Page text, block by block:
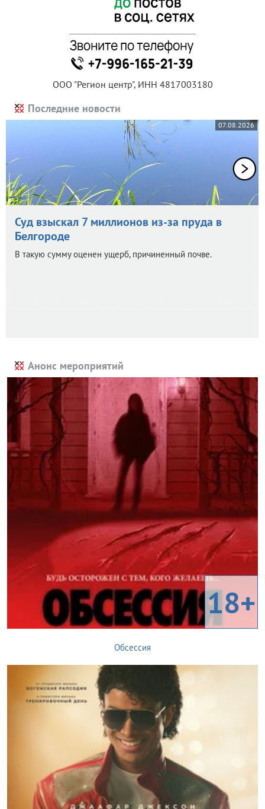
ООО "Регион центр", ИНН 4817003180
Последние новости
07.08.2026
Суд взыскал 7 миллионов из-за пруда в
Белгороде
В такую сумму оценен ущерб, причиненный почве.
Анонс мероприятий
18+
Обсессия